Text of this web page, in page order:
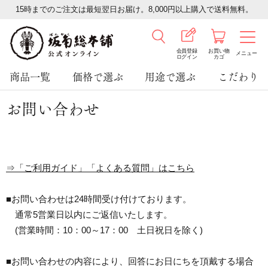
15時までのご注文は最短翌日お届け。8,000円以上購入で送料無料。
会員登録
ログイン
お買い物
カゴ
メニュー
商品一覧 価格で選ぶ 用途で選ぶ こだわり
お問い合わせ
⇒「ご利用ガイド」「よくある質問」はこちら
■お問い合わせは24時間受け付けております。
通常5営業日以内にご返信いたします。
(営業時間：10：00～17：00 土日祝日を除く)
■お問い合わせの内容により、回答にお日にちを頂戴する場合